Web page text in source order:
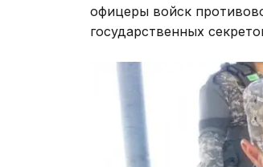
офицеры войск
государственных